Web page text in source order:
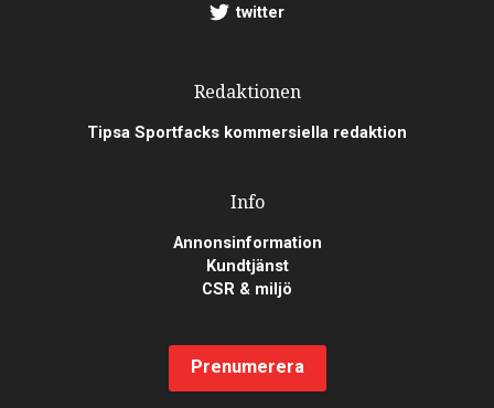
twitter
Redaktionen
Tipsa Sportfacks kommersiella redaktion
Info
Annonsinformation
Kundtjänst
CSR & miljö
Prenumerera